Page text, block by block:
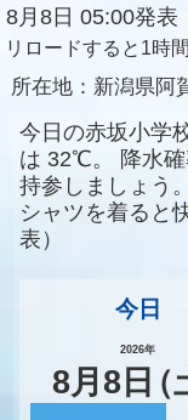
8月8日 05:00発表
リロードすると1時
所在地： 新潟県阿
今日の赤坂小学
は 32℃。 降水
持参しましょう。
シャツを着ると
表）
今日
2026年
8月8 日（